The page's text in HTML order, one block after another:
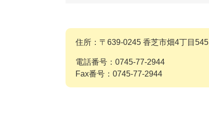
住所：〒639-0245 香芝市畑4丁目545
電話番号：0745-77-2944
Fax番号：0745-77-2944